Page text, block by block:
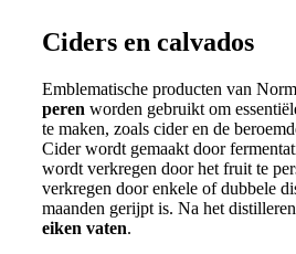
Ciders en calvados
Emblematische producten van
peren worden gebruikt om
te maken, zoals cider en de
Cider wordt gemaakt door
wordt verkregen door het fruit te
verkregen door enkele of dubbele
maanden gerijpt is. Na het
eiken vaten.